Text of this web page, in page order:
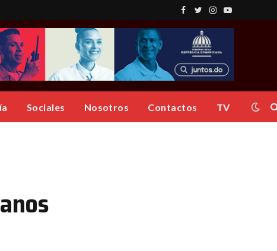
Facebook
TwitterInstagram
YouTube
Sociales Nosotros Contactos TV